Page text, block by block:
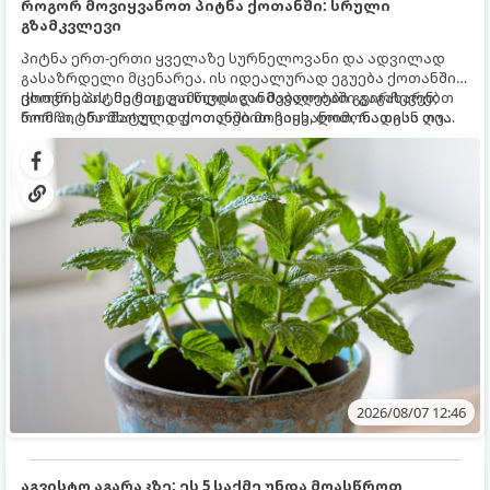
როგორ მოვიყვანოთ პიტნა ქოთანში: სრული
გზამკვლევი
პიტნა ერთ-ერთი ყველაზე სურნელოვანი და ადვილად
გასაზრდელი მცენარეა. ის იდეალურად ეგუება ქოთანში
ცხოვრებას, მეტიც, გამოცდილი მებაღეები გვირჩევენ,
რომ პიტნა მხოლოდ ქოთანში მოვიყვანოთ, რადგან ღია
გრუნტში (ბაღში) დარგვისას ის ფესვებით ძალიან
სწრაფად ვრცელდება და სხვა მცენარეებს ავიწროებს.
ქოთნის პიტნა მთელი წლის განმავლობაში გაგახარებთ
ნორჩი, არომატული ფოთლებით ჩაის, ლიმონათისა თუ
კერძებისთვის.
2026/08/07 12:46
აგვისტო აგარაკზე: ეს 5 საქმე უნდა მოასწროთ